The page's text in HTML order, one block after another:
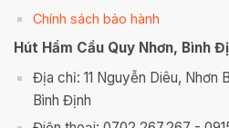
Chính sách bảo hành
Hút Hầm Cầu Quy Nhơn, Bình
Địa chỉ: 11 Nguyễn Diêu, Nhơn
Bình Định